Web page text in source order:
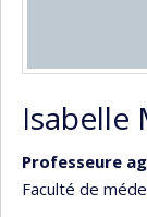
Isabelle
Professeure
Faculté de